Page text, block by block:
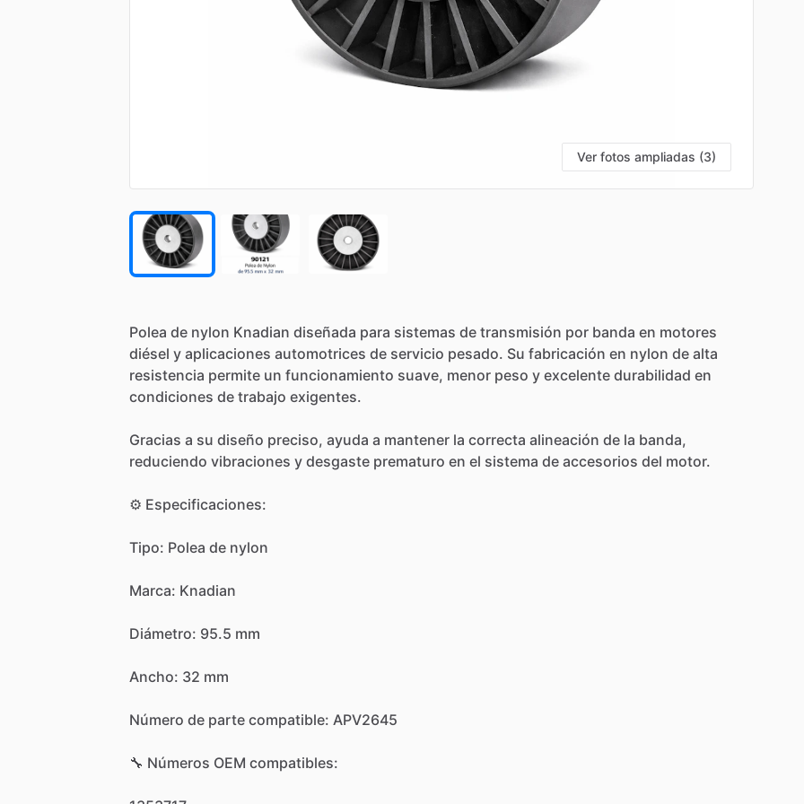
Ver fotos ampliadas (3)
Polea de nylon Knadian diseñada para sistemas de transmisión por banda en motores
diésel y aplicaciones automotrices de servicio pesado. Su fabricación en nylon de alta
resistencia permite un funcionamiento suave, menor peso y excelente durabilidad en
condiciones de trabajo exigentes.
Gracias a su diseño preciso, ayuda a mantener la correcta alineación de la banda,
reduciendo vibraciones y desgaste prematuro en el sistema de accesorios del motor.
⚙️ Especificaciones:
Tipo: Polea de nylon
Marca: Knadian
Diámetro: 95.5 mm
Ancho: 32 mm
Número de parte compatible: APV2645
🔧 Números OEM compatibles: